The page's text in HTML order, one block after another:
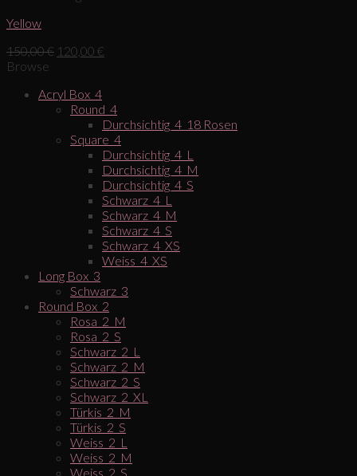
Yellow
150,00€ 120,00 €
Browse
Acryl Box_4
Round_4
Durchsichtig_4_18 Rosen
Square_4
Durchsichtig_4_L
Durchsichtig_4_M
Durchsichtig_4_S
Schwarz_4_L
Schwarz_4_M
Schwarz_4_S
Schwarz_4_XS
Weiss_4_XS
Long Box_3
Schwarz_3
Round Box_2
Rosa_2_M
Rosa_2_S
Schwarz_2_L
Schwarz_2_M
Schwarz_2_S
Schwarz_2_XL
Türkis_2_M
Türkis_2_S
Weiss_2_L
Weiss_2_M
Weiss_2_S